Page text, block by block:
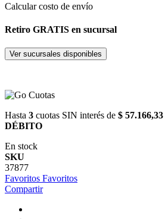
Calcular costo de envío
Retiro GRATIS en sucursal
Ver sucursales disponibles
Hasta 3 cuotas SIN interés de $ 57.166,33
DÉBITO
En stock
SKU
37877
Favoritos Favoritos
Compartir